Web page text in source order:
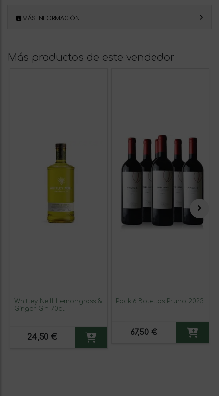
MÁS INFORMACIÓN
Más productos de este vendedor
Whitley Neill Lemongrass &
Ginger Gin 70cl.
24,50 €
Pack 6 Botellas Pruno 2023
67,50 €